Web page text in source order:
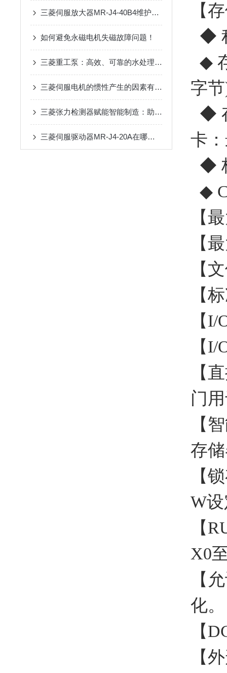
三菱伺服放大器MR-J4-40B4维护手册：定期检查、清洁与寿命延长技巧
如何避免永磁电机失磁故障问题！
三菱重工泵：高效、可靠的水处理解决方案
三菱伺服电机的惯性产生的因素有哪些？
三菱张力检测器赋能智能制造：助力卷材生产线实现张力闭环控制与效率提升
三菱伺服驱动器MR-J4-20A在哪些行业应用广泛？
【
◆
◆
字
◆
卡
◆
◆
【
【
【
【
【
【
【
门
【
存
【
W
【
X0
【
化。
【
【